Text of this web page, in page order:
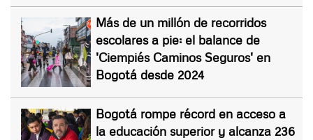
Más de un millón de recorridos
escolares a pie: el balance de
'Ciempiés Caminos Seguros' en
Bogotá desde 2024
Bogotá rompe récord en acceso a
la educación superior y alcanza 236